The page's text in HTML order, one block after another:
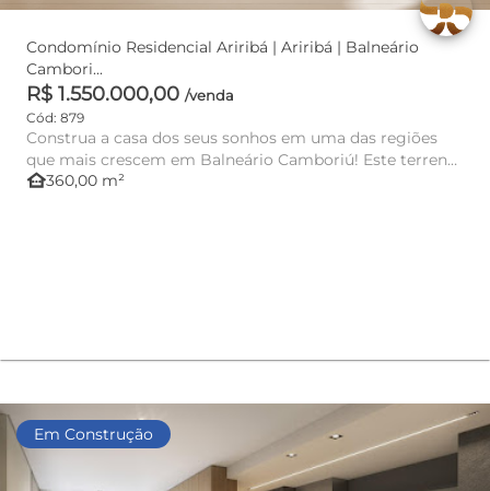
Condomínio Residencial Ariribá | Ariribá | Balneário
Cambori...
R$ 1.550.000,00 /venda
Cód: 879
Construa a casa dos seus sonhos em uma das regiões
que mais crescem em Balneário Camboriú! Este terreno
possui 360 m²...
other_houses360,00 m²
Em Construção